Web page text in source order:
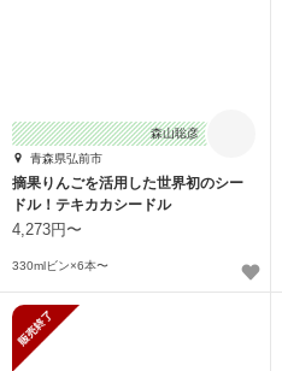
森山聡彦
青森県弘前市
摘果りんごを活用した世界初のシー
ドル！テキカカシードル
4,273円〜
330mlビン×6本〜